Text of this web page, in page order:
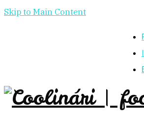
Skip to Main Content